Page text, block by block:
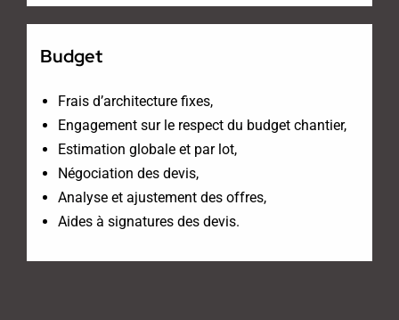
Budget
Frais d’architecture fixes,
Engagement sur le respect du budget chantier,
Estimation globale et par lot,
Négociation des devis,
Analyse et ajustement des offres,
Aides à signatures des devis.